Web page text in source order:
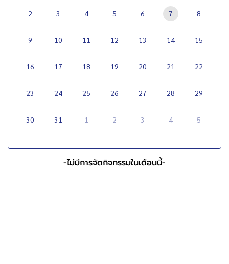
2 3 4 5 6 7 8
9 10 11 12 13 14 15
16 17 18 19 20 21 22
23 24 25 26 27 28 29
30 31 1 2 3 4 5
-ไม่มีการจัดกิจกรรมในเดือนนี้-